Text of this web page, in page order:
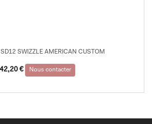
SWIZZLE AMERICAN CUSTOM
42,20 € Nous contacter